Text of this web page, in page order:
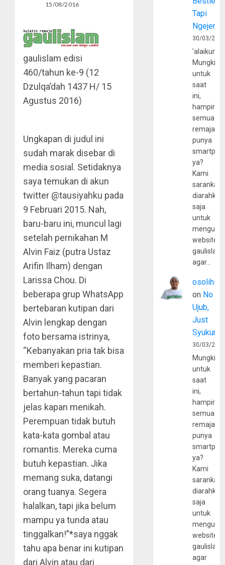
15/08/2016
gaulislam edisi
460/tahun ke-9 (12
Dzulqa’dah 1437 H/ 15
Agustus 2016)
Ungkapan di judul ini
sudah marak disebar di
media sosial. Setidaknya
saya temukan di akun
twitter @tausiyahku pada
9 Februari 2015. Nah,
baru-baru ini, muncul lagi
setelah pernikahan M
Alvin Faiz (putra Ustaz
Arifin Ilham) dengan
Larissa Chou. Di
beberapa grup WhatsApp
bertebaran kutipan dari
Alvin lengkap dengan
foto bersama istrinya,
“Kebanyakan pria tak bisa
memberi kepastian.
Banyak yang pacaran
bertahun-tahun tapi tidak
jelas kapan menikah.
Perempuan tidak butuh
kata-kata gombal atau
romantis. Mereka cuma
butuh kepastian. Jika
memang suka, datangi
orang tuanya. Segera
halalkan, tapi jika belum
mampu ya tunda atau
tinggalkan!”*saya nggak
tahu apa benar ini kutipan
dari Alvin atau dari
Tapi
30/03/
Mungkin
untuk
saat
ini,
hampir
semua
remaja
punya
ya?
Kami
sarankan,
diarahkan
saja
untuk
website
agar…
osolihin
on No
Ujub,
Just
Syukur
30/03/
Mungkin
untuk
saat
ini,
hampir
semua
remaja
punya
ya?
Kami
sarankan,
diarahkan
saja
untuk
website
agar